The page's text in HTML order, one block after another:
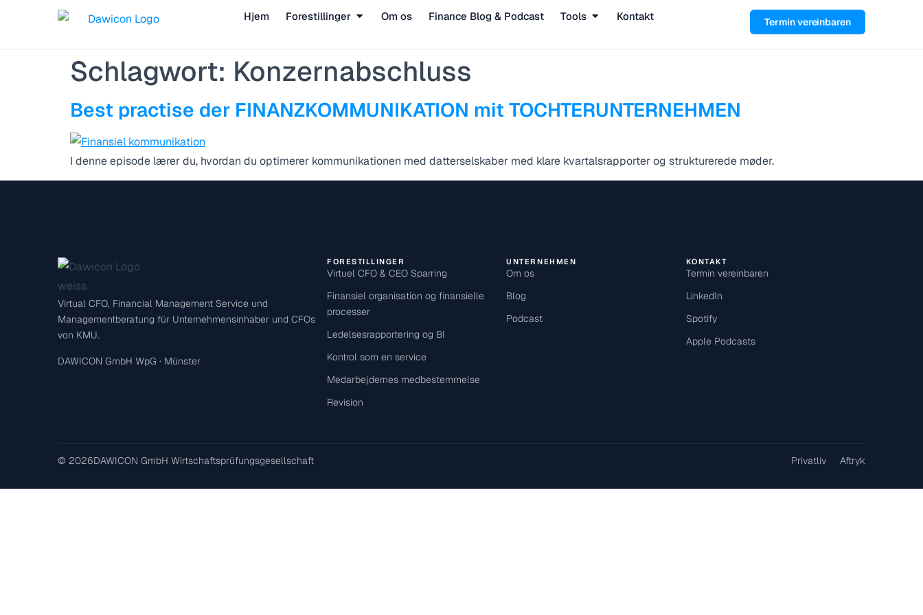
Hjem Forestillinger Om os Finance Blog & Podcast Tools Kontakt Termin vereinbaren
Schlagwort: Konzernabschluss
Best practise der FINANZKOMMUNIKATION mit TOCHTERUNTERNEHMEN
I denne episode lærer du, hvordan du optimerer kommunikationen med datterselskaber med klare kvartalsrapporter og strukturerede møder.
Virtual CFO, Financial Management Service und
Managementberatung für Unternehmensinhaber und CFOs
von KMU.
DAWICON GmbH WpG · Münster
FORESTILLINGER
Virtuel CFO & CEO Sparring
Finansiel organisation og finansielle
processer
Ledelsesrapportering og BI
Kontrol som en service
Medarbejdernes medbestemmelse
Revision
UNTERNEHMEN
Om os
Blog
Podcast
KONTAKT
Termin vereinbaren
LinkedIn
Spotify
Apple Podcasts
© 2026DAWICON GmbH Wirtschaftsprüfungsgesellschaft Privatliv Aftryk